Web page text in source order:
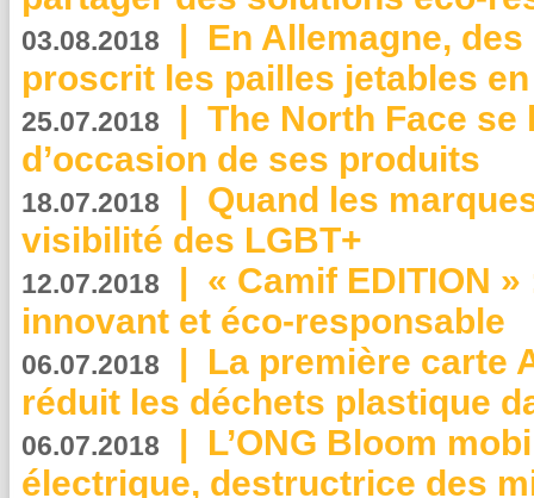
03.08.2018 | En Allemagne,
proscrit les pailles jetables
25.07.2018 | The North Face se
d’occasion de ses produits
18.07.2018 | Quand les
visibilité des LGBT+
12.07.2018 | « Camif EDITION
innovant et éco-responsable
06.07.2018 | La première carte
réduit les déchets plastique
06.07.2018 | L’ONG Bloom
électrique, destructrice des